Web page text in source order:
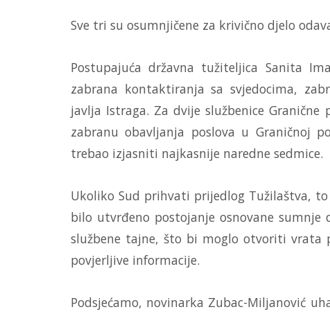
Sve tri su osumnjičene za krivično djelo
Postupajuća državna tužiteljica Sanita
zabrana kontaktiranja sa svjedocima,
javlja Istraga. Za dvije službenice
zabranu obavljanja poslova u Graničnoj
trebao izjasniti najkasnije naredne sedmice.
Ukoliko Sud prihvati prijedlog Tužilaštva,
bilo utvrđeno postojanje osnovane
službene tajne, što bi moglo otvoriti vrata
povjerljive informacije.
Podsjećamo, novinarka Zubac-Miljanović